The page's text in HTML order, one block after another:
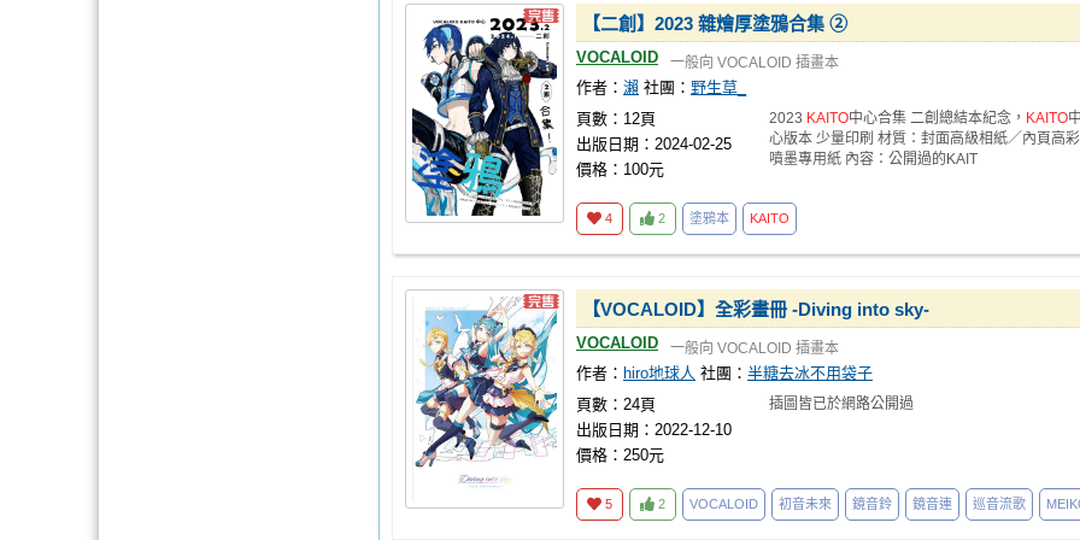
【二創】2023 雜燴厚塗鴉合集 ➁
VOCALOID 一般向 VOCALOID 插畫本
作者： 瀨 社團： 野生草_
頁數：12頁
出版日期：2024-02-25
價格：100元
2023 KAITO中心合集 二創總結本紀念， KAITO中
心版本 少量印刷 材質：封面高級相紙／內頁高彩
噴墨專用紙 內容：公開過的KAIT
4 2 塗鴉本 KAITO
【VOCALOID】全彩畫冊 -Diving into sky-
VOCALOID 一般向 VOCALOID 插畫本
作者： hiro地球人 社團： 半糖去冰不用袋子
頁數：24頁
出版日期：2022-12-10
價格：250元
插圖皆已於網路公開過
5 2 VOCALOID 初音未來 鏡音鈴 鏡音連 巡音流歌